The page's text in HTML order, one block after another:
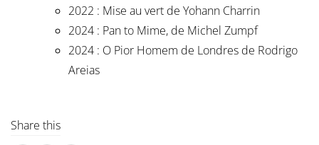
2022 : Mise au vert de Yohann Charrin
2024 : Pan to Mime, de Michel Zumpf
2024 : O Pior Homem de Londres de Rodrigo
Areias
Share this